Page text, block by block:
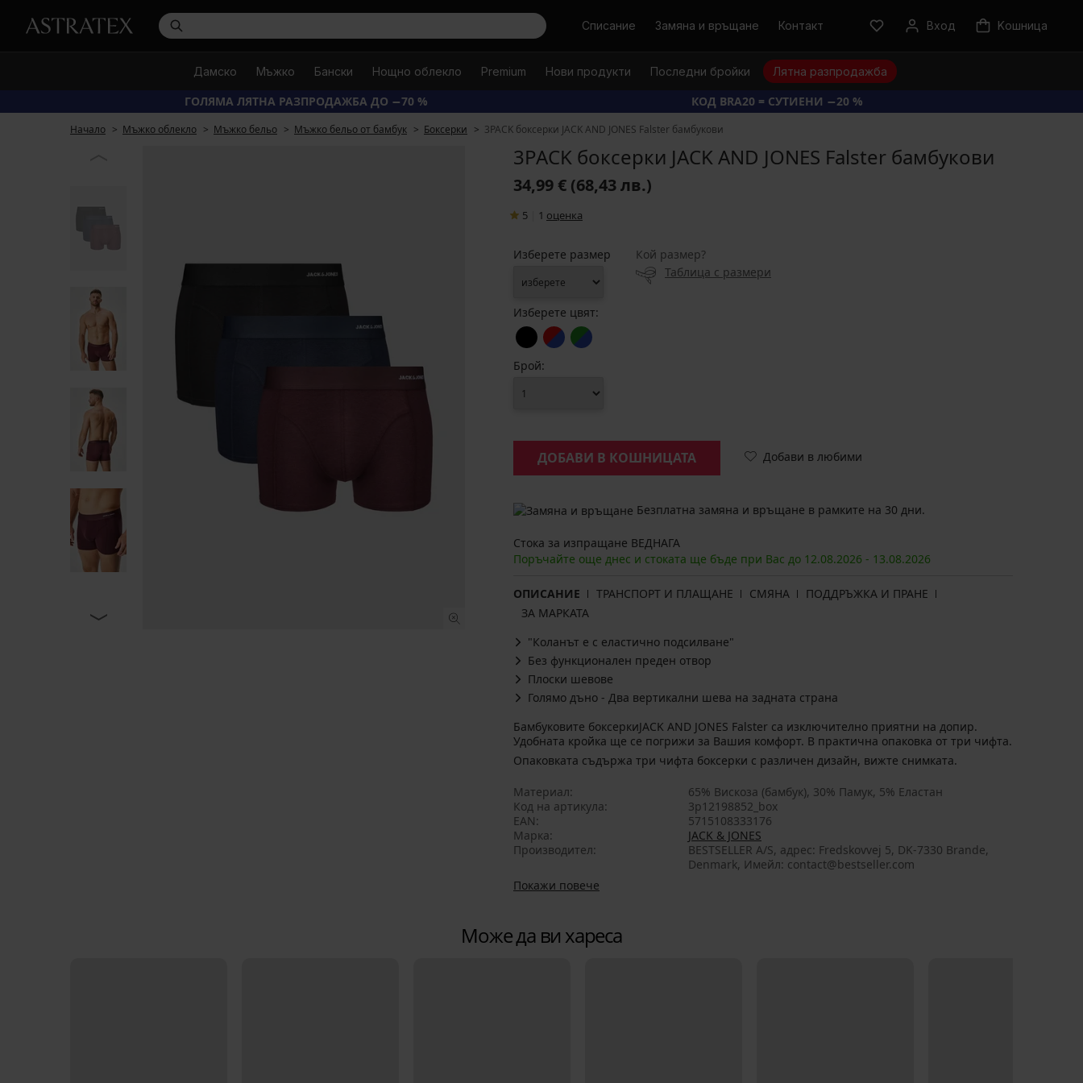
ТърсиСписание Замяна и връщане Контакт Вход Kошница
Дамско Мъжко Бански Нощно облекло Premium Нови продукти Последни бройки Лятна разпродажба
ГОЛЯМА ЛЯТНА РАЗПРОДАЖБА ДО −70 % КОД BRA20 = СУТИЕНИ −20 %
Начало Мъжко облекло Мъжко бельо Мъжко бельо от бамбук Боксерки 3PACK боксерки JACK AND JONES Falster бамбукови
3PACK боксерки JACK AND JONES Falster бамбукови
34,99 € (68,43 лв.)
5 1 oценка
Изберете размер
Кой размер?
Таблица с размери
Изберете цвят:
Брой:
ДОБАВИ В КОШНИЦАТА Добави в любими
Безплатна замяна и връщане в рамките на 30 дни.
Стока за изпращане ВЕДНАГА
Поръчайте още днес и стоката ще бъде при Вас до 12.08.2026 - 13.08.2026
ОПИСАНИЕ ТРАНСПОРТ И ПЛАЩАНЕ СМЯНА
ПОДДРЪЖКА И ПРАНЕ
ЗА МАРКАТА
"Коланът е с еластично подсилване"
Без функционален преден отвор
Плоски шевове
Голямо дъно - Два вертикални шева на задната страна
Бамбуковите боксеркиJACK AND JONES Falster са изключително приятни на допир.
Удобната кройка ще се погрижи за Вашия комфорт. В практична опаковка от три чифта.
Опаковката съдържа три чифта боксерки с различен дизайн, вижте снимката.
Материал
65% Вискоза (бамбук), 30% Памук, 5% Еластан
Код на артикула
3p12198852_box
EAN
5715108333176
Марка
JACK & JONES
Производител
BESTSELLER A/S, aдрес: Fredskovvej 5, DK-7330 Brande,
Denmark, Имейл: contact@bestseller.com
Покажи повече
Може да ви хареса